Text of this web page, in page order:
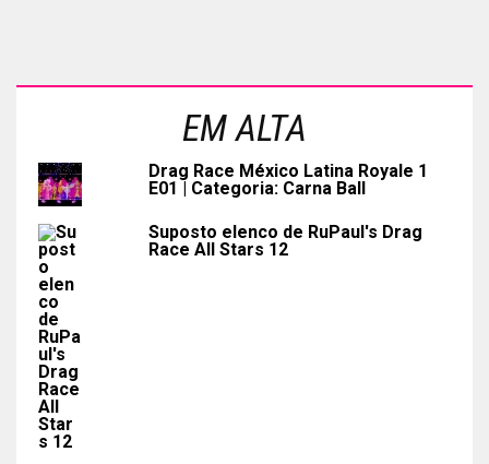
EM ALTA
Drag Race México Latina Royale 1
E01 | Categoria: Carna Ball
Suposto elenco de RuPaul's Drag
Race All Stars 12